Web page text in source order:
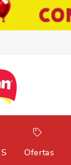
Ofertas